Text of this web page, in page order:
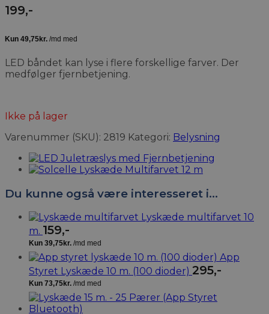
199,-
LED båndet kan lyse i flere forskellige farver. Der
medfølger fjernbetjening.
Ikke på lager
Varenummer (SKU): 2819 Kategori: Belysning
Du kunne også være interesseret i…
Lyskæde multifarvet 10
m. 159,-
App
Styret Lyskæde 10 m. (100 dioder) 295,-